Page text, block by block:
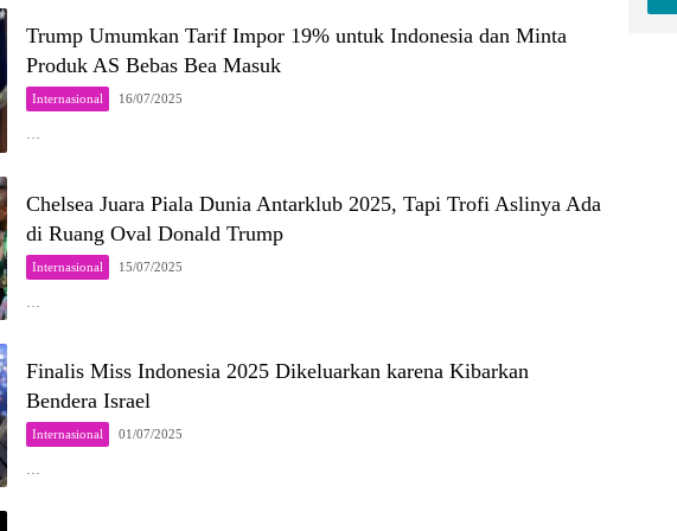
Trump Umumkan Tarif Impor 19% untuk Indonesia dan Minta
Produk AS Bebas Bea Masuk
Internasional 16/07/2025
…
Chelsea Juara Piala Dunia Antarklub 2025, Tapi Trofi Aslinya Ada
di Ruang Oval Donald Trump
Internasional 15/07/2025
…
Finalis Miss Indonesia 2025 Dikeluarkan karena Kibarkan
Bendera Israel
Internasional 01/07/2025
…